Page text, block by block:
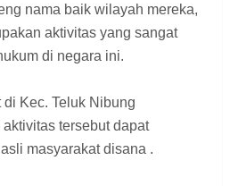
nama baik wilayah mereka,
aktivitas yang sangat
di negara ini.
Kec. Teluk Nibung
tersebut dapat
masyarakat disana .